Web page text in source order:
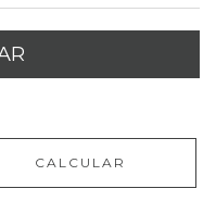
CALCULAR